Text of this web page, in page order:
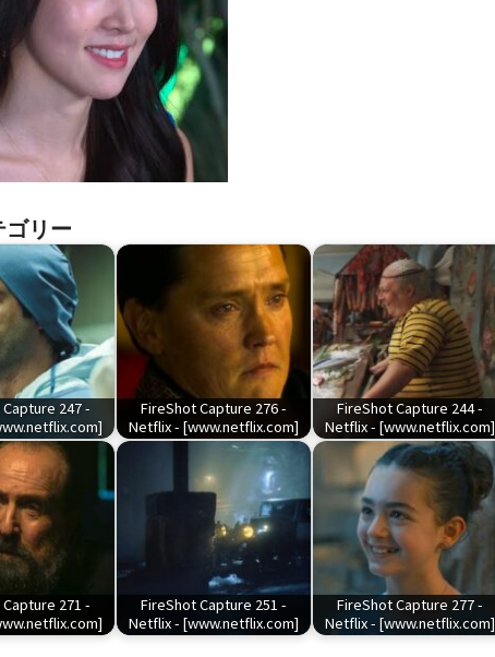
ゴリー
247 -
FireShot Capture 276 -
Netflix - [www.netflix.com]
FireShot Capture 244 -
Netflix - [www.netflix.com]
271 -
FireShot Capture 251 -
Netflix - [www.netflix.com]
FireShot Capture 277 -
Netflix - [www.netflix.com]